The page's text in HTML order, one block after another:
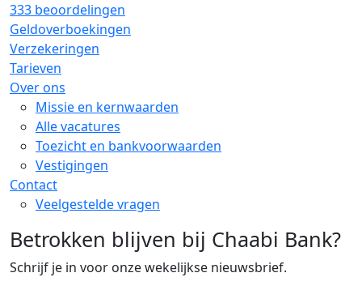
333 beoordelingen
Geldoverboekingen
Verzekeringen
Tarieven
Over ons
Missie en kernwaarden
Alle vacatures
Toezicht en bankvoorwaarden
Vestigingen
Contact
Veelgestelde vragen
Betrokken blijven bij Chaabi Bank?
Schrijf je in voor onze wekelijkse nieuwsbrief.